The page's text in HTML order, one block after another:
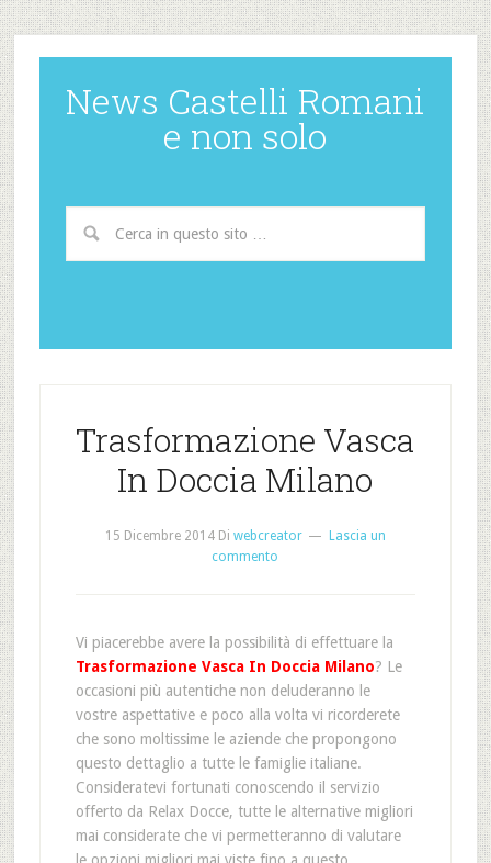
News Castelli Romani
e non solo
Trasformazione Vasca
In Doccia Milano
15 Dicembre 2014Di webcreator
Lascia un
commento
Vi piacerebbe avere la possibilità di effettuare la
Trasformazione Vasca In Doccia Milano? Le
occasioni più autentiche non deluderanno le
vostre aspettative e poco alla volta vi ricorderete
che sono moltissime le aziende che propongono
questo dettaglio a tutte le famiglie italiane.
Consideratevi fortunati conoscendo il servizio
offerto da Relax Docce, tutte le alternative migliori
mai considerate che vi permetteranno di valutare